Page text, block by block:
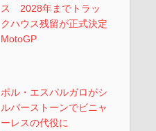
ス 2028年までトラッ
クハウス残留が正式決定
MotoGP
ポル・エスパルガロがシ
ルバーストーンでビニャ
ーレスの代役に